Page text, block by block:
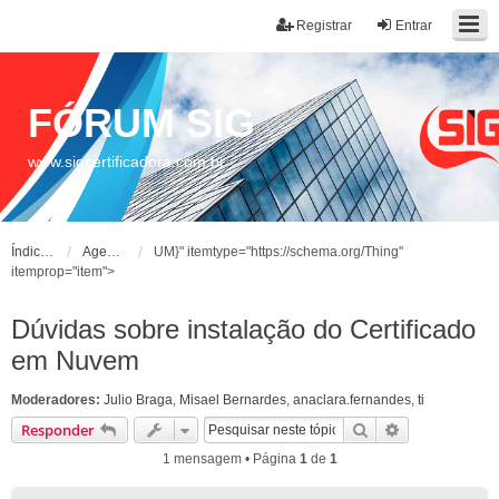
Entrar
Registrar
FÓRUM SIG
www.sigcertificadora.com.br
Índice do fórum Agente de Registro
UM}" itemtype="https://schema.org/Thing"
itemprop="item">
Dúvidas sobre instalação do Certificado
em Nuvem
Moderadores: Julio Braga, Misael Bernardes, anaclara.fernandes, ti
Responder Pesquisar
1 mensagem • Página 1de 1